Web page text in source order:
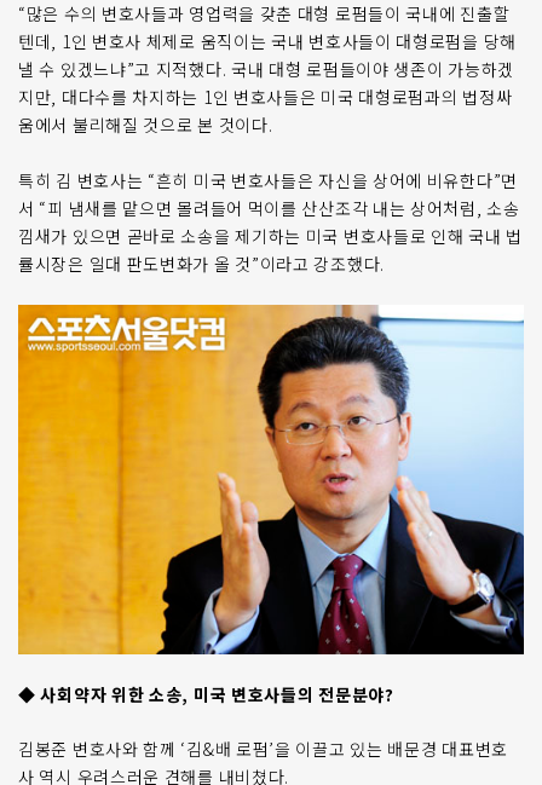
“많은 수의 변호사들과 영업력을 갖춘 대형 로펌들이 국내에 진출할
텐데, 1인 변호사 체제로 움직이는 국내 변호사들이 대형로펌을 당해
낼 수 있겠느냐”고 지적했다. 국내 대형 로펌들이야 생존이 가능하겠
지만, 대다수를 차지하는 1인 변호사들은 미국 대형로펌과의 법정싸
움에서 불리해질 것으로 본 것이다.
특히 김 변호사는 “흔히 미국 변호사들은 자신을 상어에 비유한다”면
서 “피 냄새를 맡으면 몰려들어 먹이를 산산조각 내는 상어처럼, 소송
낌새가 있으면 곧바로 소송을 제기하는 미국 변호사들로 인해 국내 법
률시장은 일대 판도변화가 올 것”이라고 강조했다.
◆ 사회약자 위한 소송, 미국 변호사들의 전문분야?
김봉준 변호사와 함께 ‘김&배 로펌’을 이끌고 있는 배문경 대표변호
사 역시 우려스러운 견해를 내비쳤다.